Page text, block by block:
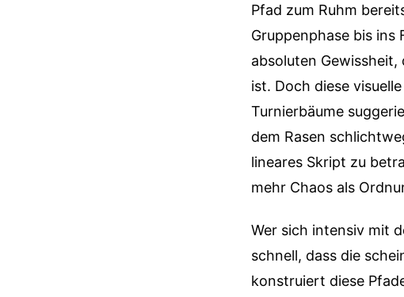
Pfad zum Ruhm
Gruppenphase bis ins
absoluten
ist. Doch diese
Turnierbäume
dem Rasen
lineares Skript zu
mehr Chaos als
Wer sich intensiv mit
schnell, dass die
konstruiert diese